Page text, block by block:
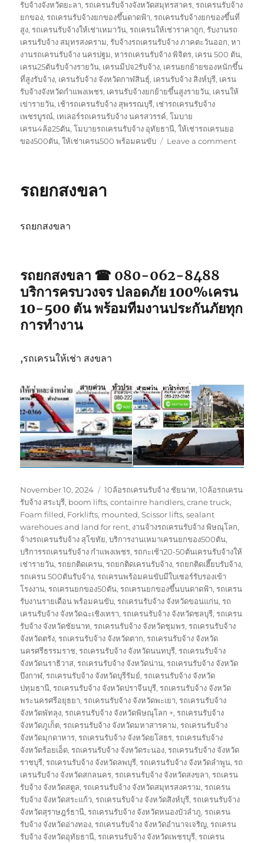
รับจ้างจังหวัดยะลา,รถเครนรับจ้างจังหวัดสมุทรสาคร,รถเครนรับจ้าง
ยกของ,รถเครนรับจ้างยกของขึ้นดาดฟ้า,รถเครนรับจ้างยกของขึ้นที่
สูง,รถเครนรับจ้างให้เช่าเหมาวัน,รถเครนให้เช่าราคาถูก,รับงานรถ
เครนรับจ้าง สมุทรสงคราม,รับจ้างรถเครนรับจ้าง ภาคตะวันออก,หา
งานรถเครนรับจ้าง นครปฐม,หารถเครนรับจ้าง พิจิตร, เครน 500 ตัน,
เครน25ตันรับจ้างรายวัน, เครนมีปจ2รับจ้าง, เครนยกย้ายของหนักขึ้น
ที่สูงรับจ้าง, เครนรับจ้าง จังหวัดกาฬสินธุ์, เครนรับจ้าง สิงห์บุรี, เครน
รับจ้างจังหวัดกำแพงเพชร, เครนรับจ้างยกย้ายขึ้นสูงรายวัน, เครนให้
เข่ารายวัน, เช้ารถเครนรับจ้าง สุพรรณบุรี, เช่ารถเครนรับจ้าง
เพชรบูรณ์, เทเลอร์รถเครนรับจ้าง นครสวรรค์,โมบาย
เครน4ล้อ25ตัน,โมบายรถเครนรับจ้าง อุทัยธานี,ให้เช่ารถเครนยอ
ของ500ตัน,ให้เช่าเครน500 พร้อมคนขับ Leave a commenton
รถยกสงขลา
รถยกสงขลา
รถยกสงขลา ☎ 080-062-8488
บริการครบวงจร ปลอดภัย 100%เครน
10-500 ตัน พร้อมทีมงานประกันภัยทุก
การทำงาน
,รถเครนให้เช่า สงขลา
Posted
on
November 10, 2024 Tags
10ล้อรถเครนรับจ้าง ชัยนาท,10ล้อรถเครน
รับจ้าง สระบุรี, boom lifts,containre handlers,crane truck,
Foam filled, Forklifts, mounted,Scissor lifts,sealant
warehoues and land for rent, งานจ้างรถเครนรับจ้าง พิษณุโลก,
จ้างรถเครนรับจ้าง สุโขทัย,บริการงานเหมาเครนยกของ500ตัน,
บริการรถเครนรับจ้าง กำแพงเพชร,รถกะเช้า20-50ตันเครนรับจ้างให้
เช่ารายวัน,รถยกติดเครน,รถยกติดเครนรับจ้าง,รถยกติดเฮี๊ยบรับจ้าง,
รถเครน 500ตันรับจ้าง,รถเครนพร้อมคนขับมีใบเซอร์รับรองเข้า
โรงงาน,รถเครนยกของ50ตัน,รถเครนยกของขึ้นบนดาดฟ้า,รถเครน
รับงานรายเดือน พร้อมคนขับ,รถเครนรับจ้าง จังหวัดขอนแก่น,รถ
เครนรับจ้าง จังหวัดฉะเชิงเทรา,รถเครนรับจ้าง จังหวัดชลบุรี,รถเครน
รับจ้าง จังหวัดชัยนาท,รถเครนรับจ้าง จังหวัดชุมพร,รถเครนรับจ้าง
จังหวัดตรัง,รถเครนรับจ้าง จังหวัดตาก,รถเครนรับจ้าง จังหวัด
นครศรีธรรมราช,รถเครนรับจ้าง จังหวัดนนทบุรี,รถเครนรับจ้าง
จังหวัดนราธิวาส,รถเครนรับจ้าง จังหวัดน่าน,รถเครนรับจ้าง จังหวัด
บึงกาฬ,รถเครนรับจ้าง จังหวัดบุรีรัมย์,รถเครนรับจ้าง จังหวัด
ปทุมธานี,รถเครนรับจ้าง จังหวัดปราจีนบุรี,รถเครนรับจ้าง จังหวัด
พระนครศรีอยุธยา,รถเครนรับจ้าง จังหวัดพะเยา,รถเครนรับจ้าง
จังหวัดพัทลุง,รถเครนรับจ้าง จังหวัดพิษณุโลก +,รถเครนรับจ้าง
จังหวัดภูเก็ต,รถเครนรับจ้าง จังหวัดมหาสารคาม,รถเครนรับจ้าง
จังหวัดมุกดาหาร,รถเครนรับจ้าง จังหวัดยโสธร,รถเครนรับจ้าง
จังหวัดร้อยเอ็ด,รถเครนรับจ้าง จังหวัดระนอง,รถเครนรับจ้าง จังหวัด
ราชบุรี,รถเครนรับจ้าง จังหวัดลพบุรี,รถเครนรับจ้าง จังหวัดลำพูน,รถ
เครนรับจ้าง จังหวัดสกลนคร,รถเครนรับจ้าง จังหวัดสงขลา,รถเครน
รับจ้าง จังหวัดสตูล,รถเครนรับจ้าง จังหวัดสมุทรสงคราม,รถเครน
รับจ้าง จังหวัดสระแก้ว,รถเครนรับจ้าง จังหวัดสิงห์บุรี,รถเครนรับจ้าง
จังหวัดสุราษฎร์ธานี,รถเครนรับจ้าง จังหวัดหนองบัวลำภู,รถเครน
รับจ้าง จังหวัดอ่างทอง,รถเครนรับจ้าง จังหวัดอำนาจเจริญ,รถเครน
รับจ้าง จังหวัดอุทัยธานี,รถเครนรับจ้าง จังหวัดเพชรบุรี,รถเครน